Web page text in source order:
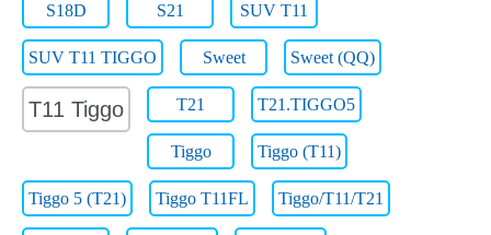
S18D S21 SUV T11
SUV T11 TIGGO Sweet Sweet (QQ)
T11 Tiggo T21 T21.TIGGO5
Tiggo Tiggo (T11)
Tiggo 5 (T21) Tiggo T11FL Tiggo/T11/T21